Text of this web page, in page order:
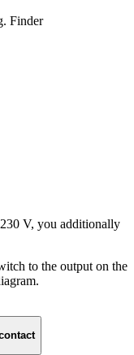
Finder
V, you additionally
to the output on the